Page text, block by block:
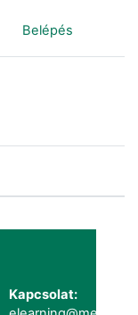
Belépés
Kapcsolat: